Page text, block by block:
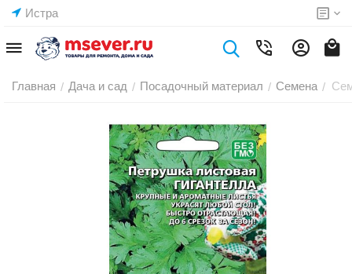
Истра
Главная / Дача и сад / Посадочный материал / Семена /